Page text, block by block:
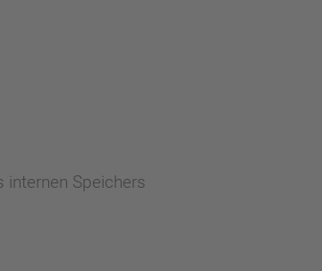
internen Speichers